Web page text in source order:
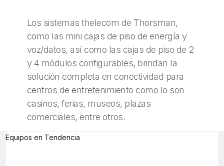
Los sistemas thelecom de Thorsman,
como las mini cajas de piso de energía y
voz/datos, así como las cajas de piso de 2
y 4 módulos configurables, brindan la
solución completa en conectividad para
centros de entretenimiento como lo son
casinos, ferias, museos, plazas
comerciales, entre otros.
Equipos en Tendencia